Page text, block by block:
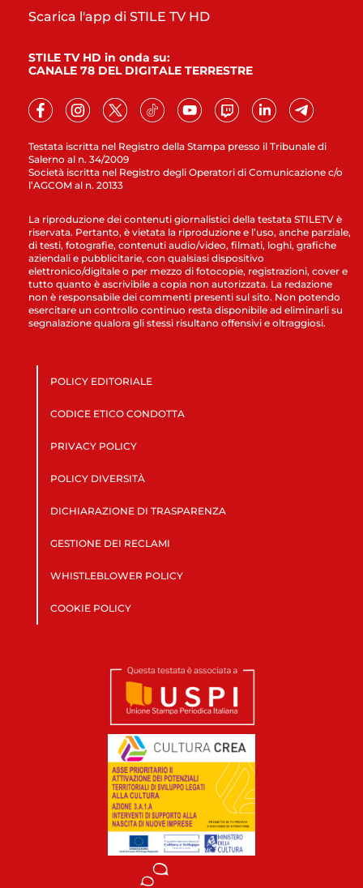
Testata iscritta nel Registro della Stampa presso il Tribunale di
Salerno al n. 34/2009
Società iscritta nel Registro degli Operatori di Comunicazione c/o
l’AGCOM al n. 20133
Scarica l'app di STILE TV HD
STILE TV HD in onda su:
CANALE 78 DEL DIGITALE TERRESTRE
La riproduzione dei contenuti giornalistici della testata STILETV è
riservata. Pertanto, è vietata la riproduzione e l’uso, anche parziale,
di testi, fotografie, contenuti audio/video, filmati, loghi, grafiche
aziendali e pubblicitarie, con qualsiasi dispositivo
elettronico/digitale o per mezzo di fotocopie, registrazioni, cover e
tutto quanto è ascrivibile a copia non autorizzata. La redazione
non è responsabile dei commenti presenti sul sito. Non potendo
esercitare un controllo continuo resta disponibile ad eliminarli su
segnalazione qualora gli stessi risultano offensivi e oltraggiosi.
POLICY EDITORIALE
CODICE ETICO CONDOTTA
PRIVACY POLICY
POLICY DIVERSITÀ
DICHIARAZIONE DI TRASPARENZA
GESTIONE DEI RECLAMI
WHISTLEBLOWER POLICY
COOKIE POLICY